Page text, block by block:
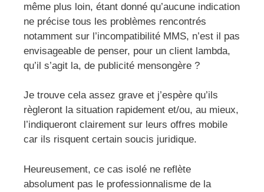
même plus loin, étant donné qu’aucune indication
ne précise tous les problèmes rencontrés
notamment sur l’incompatibilité MMS, n’est il pas
envisageable de penser, pour un client lambda,
qu’il s’agit la, de publicité mensongère ?
Je trouve cela assez grave et j’espère qu’ils
règleront la situation rapidement et/ou, au mieux,
l’indiqueront clairement sur leurs offres mobile
car ils risquent certain soucis juridique.
Heureusement, ce cas isolé ne reflète
absolument pas le professionnalisme de la